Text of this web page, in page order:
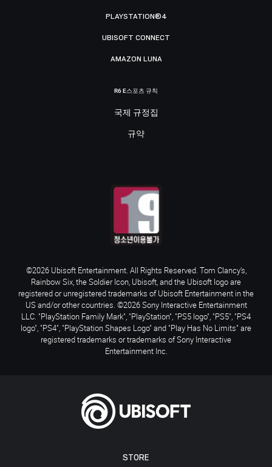
STORE
PLAYSTATION®4
UBISOFT CONNECT
AMAZON LUNA
R6 E스포츠 규칙
국제 규정집
규약
©2026 Ubisoft Entertainment. All Rights Reserved. Tom Clancy’s,
Rainbow Six, the Soldier Icon, Ubisoft, and the Ubisoft logo are
registered or unregistered trademarks of Ubisoft Entertainment in the
US and/or other countries. ©2026 Sony Interactive Entertainment
LLC. "PlayStation Family Mark", "PlayStation", "PS5 logo", "PS5", "PS4
logo", "PS4", "PlayStation Shapes Logo" and "Play Has No Limits" are
registered trademarks or trademarks of Sony Interactive
Entertainment Inc.